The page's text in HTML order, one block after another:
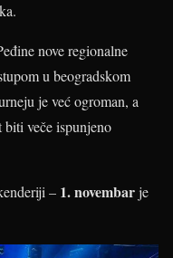
nove regionalne
u beogradskom
je već ogroman, a
biti veče ispunjeno
– 1. novembarje